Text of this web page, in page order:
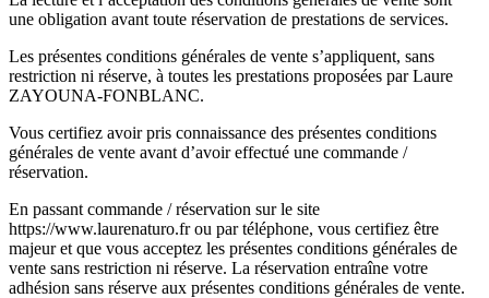
une obligation avant toute réservation de prestations de services.
Les présentes conditions générales de vente s’appliquent, sans
restriction ni réserve, à toutes les prestations proposées par Laure
ZAYOUNA-FONBLANC.
Vous certifiez avoir pris connaissance des présentes conditions
générales de vente avant d’avoir effectué une commande /
réservation.
En passant commande / réservation sur le site
https://www.laurenaturo.fr ou par téléphone, vous certifiez être
majeur et que vous acceptez les présentes conditions générales de
vente sans restriction ni réserve. La réservation entraîne votre
adhésion sans réserve aux présentes conditions générales de vente.